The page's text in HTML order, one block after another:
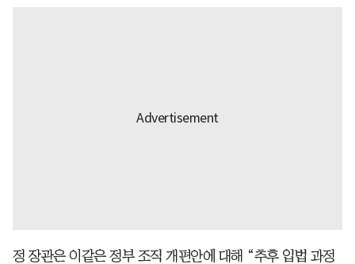
정 장관은 이같은 정부 조직 개편안에 대해 “추후 입법 과정